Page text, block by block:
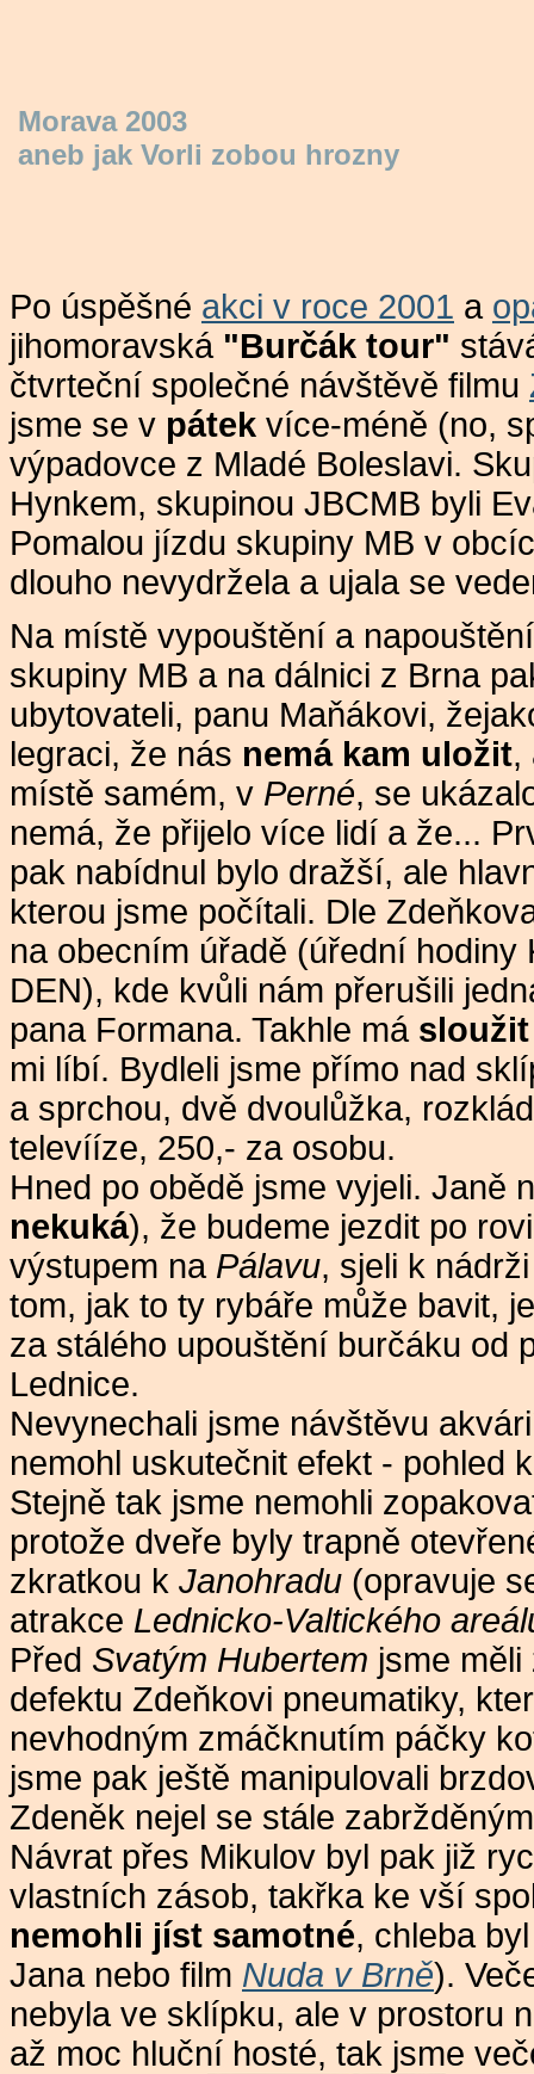
Morava 2003
aneb jak Vorli zobou hrozny
Po úspěšné akci v roce 2001 a
jihomoravská "Burčák tour"
čtvrteční společné návštěvě filmu
jsme se v pátek více-méně (no,
výpadovce z Mladé Boleslavi.
Hynkem, skupinou JBCMB byli
Pomalou jízdu skupiny MB v
dlouho nevydržela a ujala se
Na místě vypouštění a
skupiny MB a na dálnici z Brna
ubytovateli, panu Maňákovi,
legraci, že nás nemá kam uložit,
místě samém, v Perné, se
nemá, že přijelo více lidí a že...
pak nabídnul bylo dražší, ale
kterou jsme počítali. Dle
na obecním úřadě (úřední hodiny
DEN), kde kvůli nám přerušili
pana Formana. Takhle má
mi líbí. Bydleli jsme přímo nad
a sprchou, dvě dvoulůžka,
televííze, 250,- za osobu.
Hned po obědě jsme vyjeli. Janě
nekuká), že budeme jezdit po
výstupem na Pálavu, sjeli k
tom, jak to ty rybáře může bavit,
za stálého upouštění burčáku od
Lednice.
Nevynechali jsme návštěvu
nemohl uskutečnit efekt - pohled
Stejně tak jsme nemohli
protože dveře byly trapně
zkratkou k Janohradu (opravuje
atrakce Lednicko-Valtického
Před Svatým Hubertem jsme
defektu Zdeňkovi pneumatiky,
nevhodným zmáčknutím páčky
jsme pak ještě manipulovali
Zdeněk nejel se stále
Návrat přes Mikulov byl pak již
vlastních zásob, takřka ke vší
nemohli jíst samotné, chleba
Jana nebo film Nuda v Brně).
nebyla ve sklípku, ale v prostoru
až moc hluční hosté, tak jsme